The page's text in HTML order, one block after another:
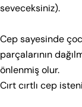
seveceksiniz).
Cep sayesinde
parçalarının
önlenmiş olur.
Cırt cırtlı cep